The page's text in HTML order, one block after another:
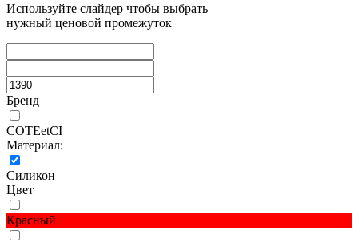
Используйте слайдер чтобы выбрать
нужный ценовой промежуток
Бренд
COTEetCI
Материал:
Силикон
Цвет
Красный